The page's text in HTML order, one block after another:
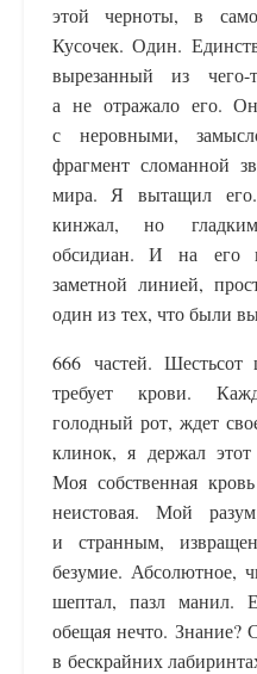
этой черноты, в
Кусочек. Один.
вырезанный из
а не отражало его.
с неровными,
фрагмент сломанной
мира. Я вытащил
кинжал, но
обсидиан. И на его
заметной линией,
один из тех, что были
666 частей. Шестьсот
требует крови.
голодный рот, ждет
клинок, я держал
Моя собственная
неистовая. Мой
и странным,
безумие. Абсолютное,
шептал, пазл манил.
обещая нечто. Знание?
в бескрайних